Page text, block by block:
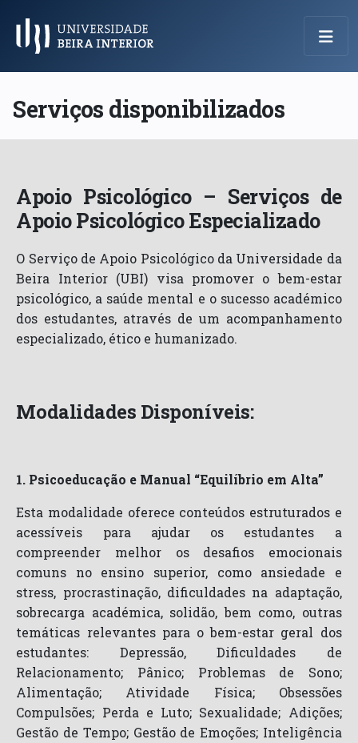
Menu Principal
Serviços disponibilizados
Apoio Psicológico – Serviços de
Apoio Psicológico Especializado
O Serviço de Apoio Psicológico da Universidade da
Beira Interior (UBI) visa promover o bem-estar
psicológico, a saúde mental e o sucesso académico
dos estudantes, através de um acompanhamento
especializado, ético e humanizado.
Modalidades Disponíveis:
1. Psicoeducação e Manual “Equilíbrio em Alta”
Esta modalidade oferece conteúdos estruturados e
acessíveis para ajudar os estudantes a
compreender melhor os desafios emocionais
comuns no ensino superior, como ansiedade e
stress, procrastinação, dificuldades na adaptação,
sobrecarga académica, solidão, bem como, outras
temáticas relevantes para o bem-estar geral dos
estudantes: Depressão, Dificuldades de
Relacionamento; Pânico; Problemas de Sono;
Alimentação; Atividade Física; Obsessões
Compulsões; Perda e Luto; Sexualidade; Adições;
Gestão de Tempo; Gestão de Emoções; Inteligência